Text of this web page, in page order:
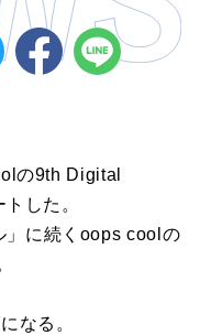
の9th Digital
した。
」に続くoops coolの
なる。